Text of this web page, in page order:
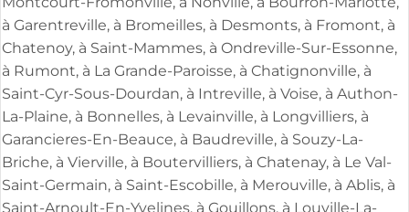
à Garentreville, à Bromeilles, à Desmonts, à Fromont, à
Chatenoy, à Saint-Mammes, à Ondreville-Sur-Essonne,
à Rumont, à La Grande-Paroisse, à Chatignonville, à
Saint-Cyr-Sous-Dourdan, à Intreville, à Voise, à Authon-
La-Plaine, à Bonnelles, à Levainville, à Longvilliers, à
Garancieres-En-Beauce, à Baudreville, à Souzy-La-
Briche, à Vierville, à Boutervilliers, à Chatenay, à Le Val-
Saint-Germain, à Saint-Escobille, à Merouville, à Ablis, à